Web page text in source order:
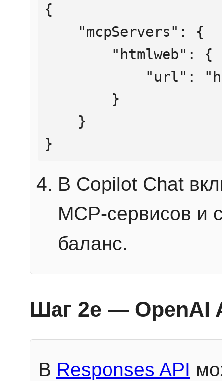
{
}
В Copilot Chat
MCP-сервисов и
баланс.
Шаг 2e — OpenAI
В Responses API